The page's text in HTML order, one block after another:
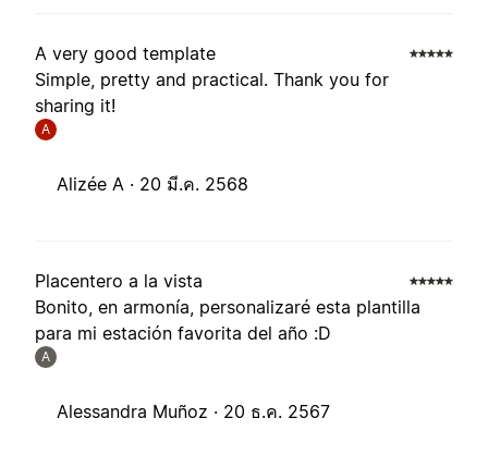
A very good template
Simple, pretty and practical. Thank you for
sharing it!
A
Alizée A · 20 มี.ค. 2568
Placentero a la vista
Bonito, en armonía, personalizaré esta plantilla
para mi estación favorita del año :D
A
Alessandra Muñoz · 20 ธ.ค. 2567